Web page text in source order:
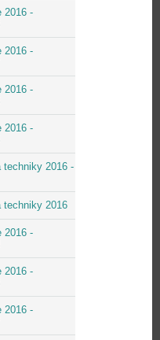
2016 -
2016 -
2016 -
2016 -
techniky 2016 -
techniky 2016
2016 -
2016 -
2016 -